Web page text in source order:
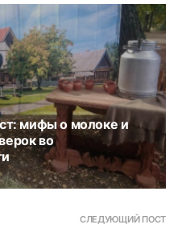
мифы о молоке и
во
СЛЕДУЮЩИЙ ПОСТ